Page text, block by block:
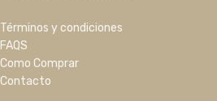
Términos y condiciones
FAQS
Como Comprar
Contacto